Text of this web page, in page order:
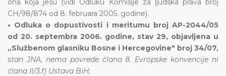
ona koja jesu (vidi Odluku Komisije za ljudska prava broj
CH/98/874 od 8. februara 2005. godine).
• Odluka o dopustivosti i meritumu broj AP-2044/05
od 20. septembra 2006. godine, stav 29, objavljena u
„Službenom glasniku Bosne i Hercegovine" broj 34/07,
stan JNA, nema povrede člana 8. Evropske konvencije ni
člana II/3.f) Ustava BiH;